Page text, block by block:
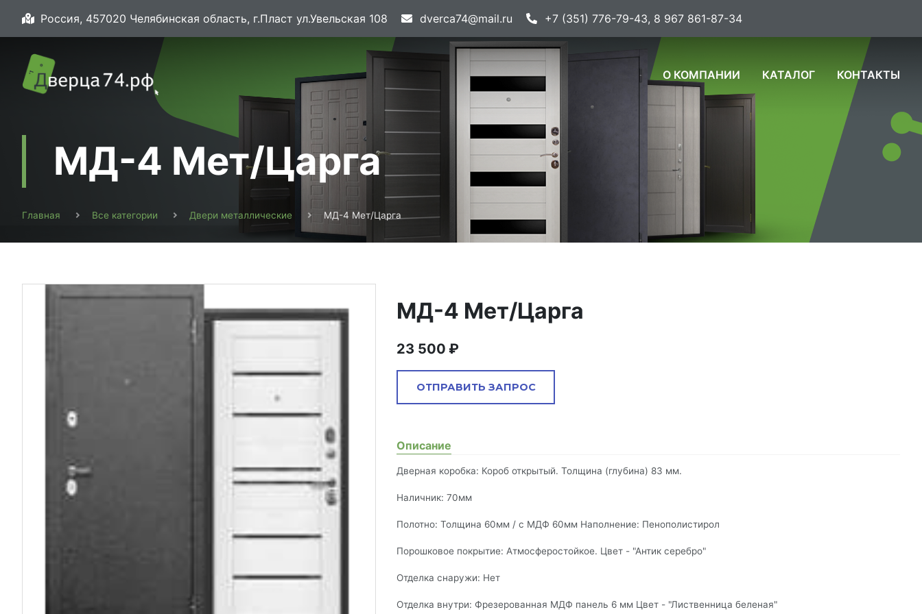
Россия, 457020 Челябинская область, г.Пласт ул.Увельская 108 dverca74@mail.ru +7 (351) 776-79-43, 8 967 861-87-34
О КОМПАНИИ КАТАЛОГ КОНТАКТЫ
МД-4 Мет/Царга
Главная Все категории Двери металлические МД-4 Мет/Царга
МД-4 Мет/Царга
23 500
ОТПРАВИТЬ ЗАПРОС
Описание
Дверная коробка: Короб открытый. Толщина (глубина) 83 мм.
Наличник: 70мм
Полотно: Толщина 60мм / с МДФ 60мм Наполнение: Пенополистирол
Порошковое покрытие: Атмосферостойкое. Цвет - "Антик серебро"
Отделка снаружи: Нет
Отделка внутри: Фрезерованная МДФ панель 6 мм Цвет - "Лиственница беленая"
Запрос отправлен
наш менеджер свяжемся с вами.